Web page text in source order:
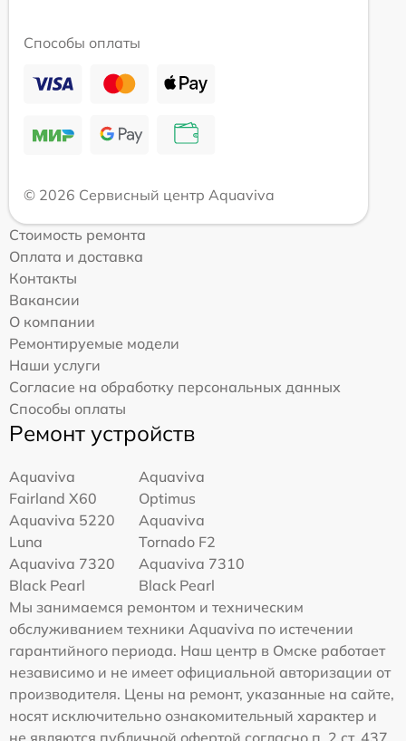
Способы оплаты
© 2026 Сервисный центр Aquaviva
Стоимость ремонта
Оплата и доставка
Контакты
Вакансии
О компании
Ремонтируемые модели
Наши услуги
Согласие на обработку персональных данных
Способы оплаты
Ремонт устройств
Aquaviva
Fairland X60
Aquaviva
Optimus
Aquaviva 5220
Luna
Aquaviva
Tornado F2
Aquaviva 7320
Black Pearl
Aquaviva 7310
Black Pearl
Мы занимаемся ремонтом и техническим
обслуживанием техники Aquaviva по истечении
гарантийного периода. Наш центр в Омске работает
независимо и не имеет официальной авторизации от
производителя. Цены на ремонт, указанные на сайте,
носят исключительно ознакомительный характер и